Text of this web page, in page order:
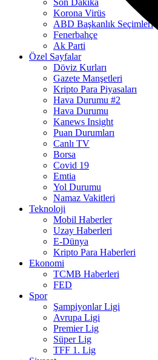
Son Dakika
Korona Virüs
ABD Başkanlık Seçimleri
Fenerbahçe
Ak Parti
Özel Sayfalar
Döviz Kurları
Gazete Manşetleri
Kripto Para Piyasaları
Hava Durumu #2
Hava Durumu
Kanews Insight
Puan Durumları
Canlı TV
Borsa
Covid 19
Emtia
Yol Durumu
Namaz Vakitleri
Teknoloji
Mobil Haberler
Uzay Haberleri
E-Dünya
Kripto Para Haberleri
Ekonomi
TCMB Haberleri
FED
Spor
Şampiyonlar Ligi
Avrupa Ligi
Premier Lig
Süper Lig
TFF 1. Lig